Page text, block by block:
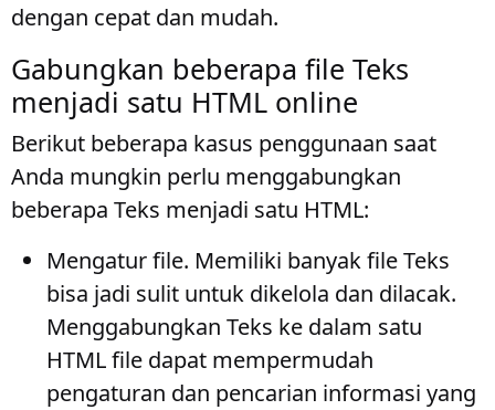
dengan cepat dan mudah.
Gabungkan beberapa file Teks
menjadi satu HTML online
Berikut beberapa kasus penggunaan saat
Anda mungkin perlu menggabungkan
beberapa Teks menjadi satu HTML:
Mengatur file. Memiliki banyak file Teks
bisa jadi sulit untuk dikelola dan dilacak.
Menggabungkan Teks ke dalam satu
HTML file dapat mempermudah
pengaturan dan pencarian informasi yang